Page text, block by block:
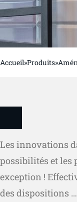
Accueil»Produits»
Les innovations
possibilités et les
exception !
des dispositions